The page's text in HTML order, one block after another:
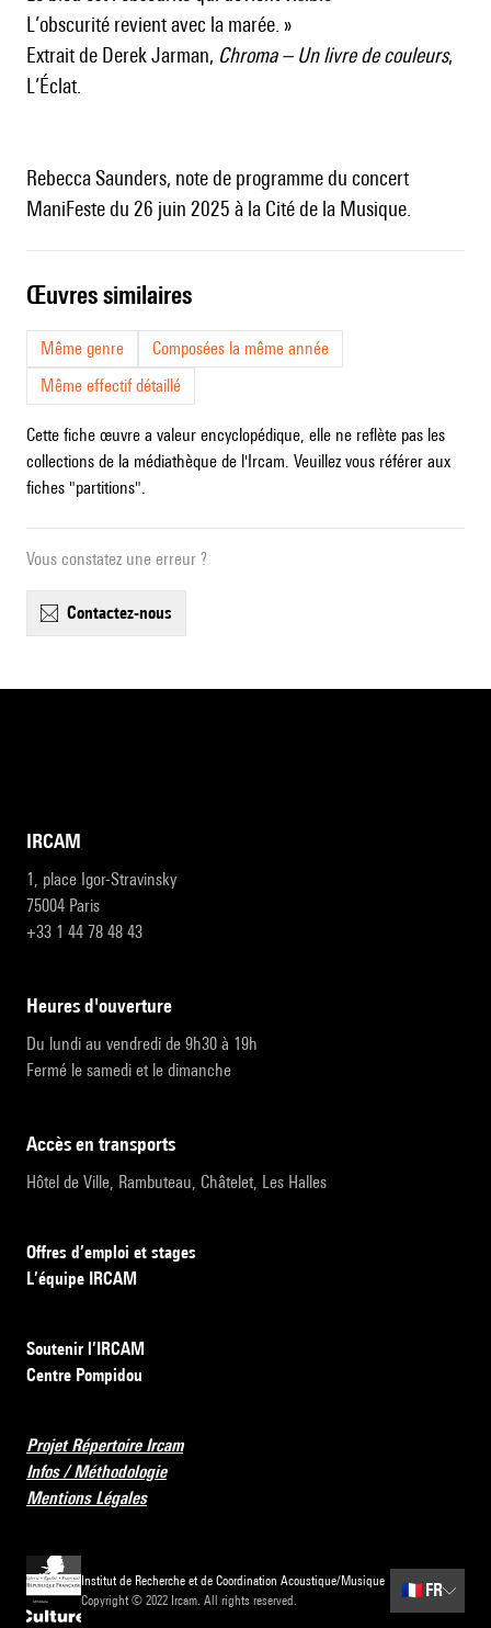
L’obscurité revient avec la marée. »
Extrait de Derek Jarman, Chroma – Un livre de couleurs,
L’Éclat.
Rebecca Saunders, note de programme du concert
ManiFeste du 26 juin 2025 à la Cité de la Musique.
œuvres similaires
Même genre
Composées la même année
Même effectif détaillé
Cette fiche œuvre a valeur encyclopédique, elle ne reflète pas les
collections de la médiathèque de l'Ircam. Veuillez vous référer aux
fiches "partitions".
Vous constatez une erreur ?
contactez-nous
IRCAM
1, place Igor-Stravinsky
75004 Paris
+33 1 44 78 48 43
heures d'ouverture
Du lundi au vendredi de 9h30 à 19h
Fermé le samedi et le dimanche
accès en transports
Hôtel de Ville, Rambuteau, Châtelet, Les Halles
Offres d’emploi et stages
L’équipe IRCAM
Soutenir l’IRCAM
Centre Pompidou
Projet Répertoire Ircam
Infos / Méthodologie
Mentions Légales
Institut de Recherche et de Coordination Acoustique/Musique
Copyright © 2022 Ircam. All rights reserved.
🇫🇷 FR